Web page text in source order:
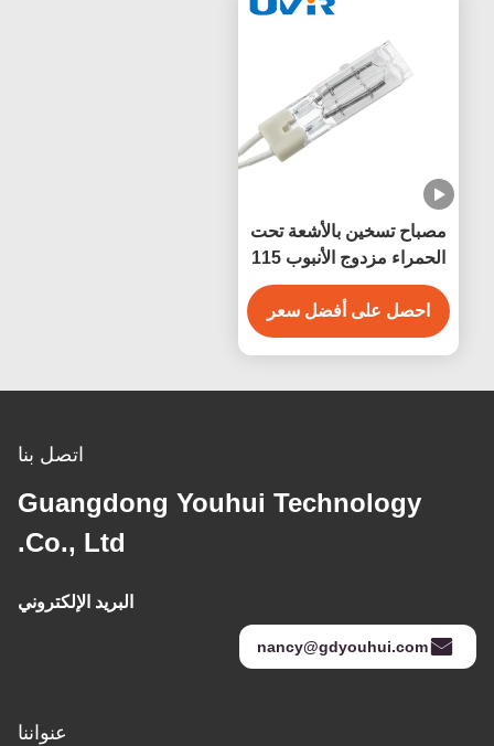
مصباح تسخين بالأشعة تحت
الحمراء مزدوج الأنبوب 115
فولت 450 واط مع زجاج
كوارتز
احصل على أفضل سعر
اتصل بنا
Guangdong Youhui Technology
Co., Ltd.
البريد الإلكتروني
nancy@gdyouhui.com
عنواننا